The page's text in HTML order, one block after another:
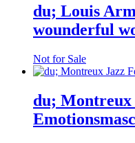
du; Louis
wounderful
Not for Sale
du; Montreux